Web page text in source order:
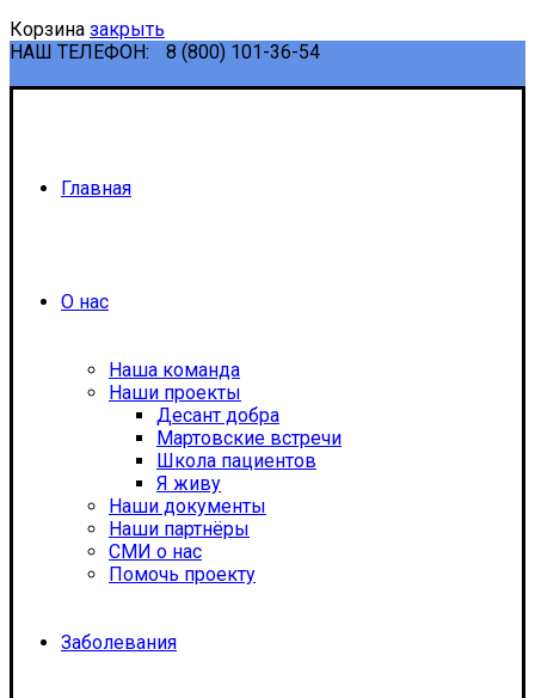
Корзина закрыть
НАШ ТЕЛЕФОН:
8 (800) 101-36-54
Главная
О нас
Наша команда
Наши проекты
Десант добра
Мартовские встречи
Школа пациентов
Я живу
Наши документы
Наши партнёры
СМИ о нас
Помочь проекту
Заболевания